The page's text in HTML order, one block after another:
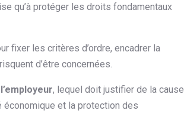
qu’à protéger les droits fondamentaux
fixer les critères d’ordre, encadrer la
d’être concernées.
, lequel doit justifier de la cause
économique et la protection des